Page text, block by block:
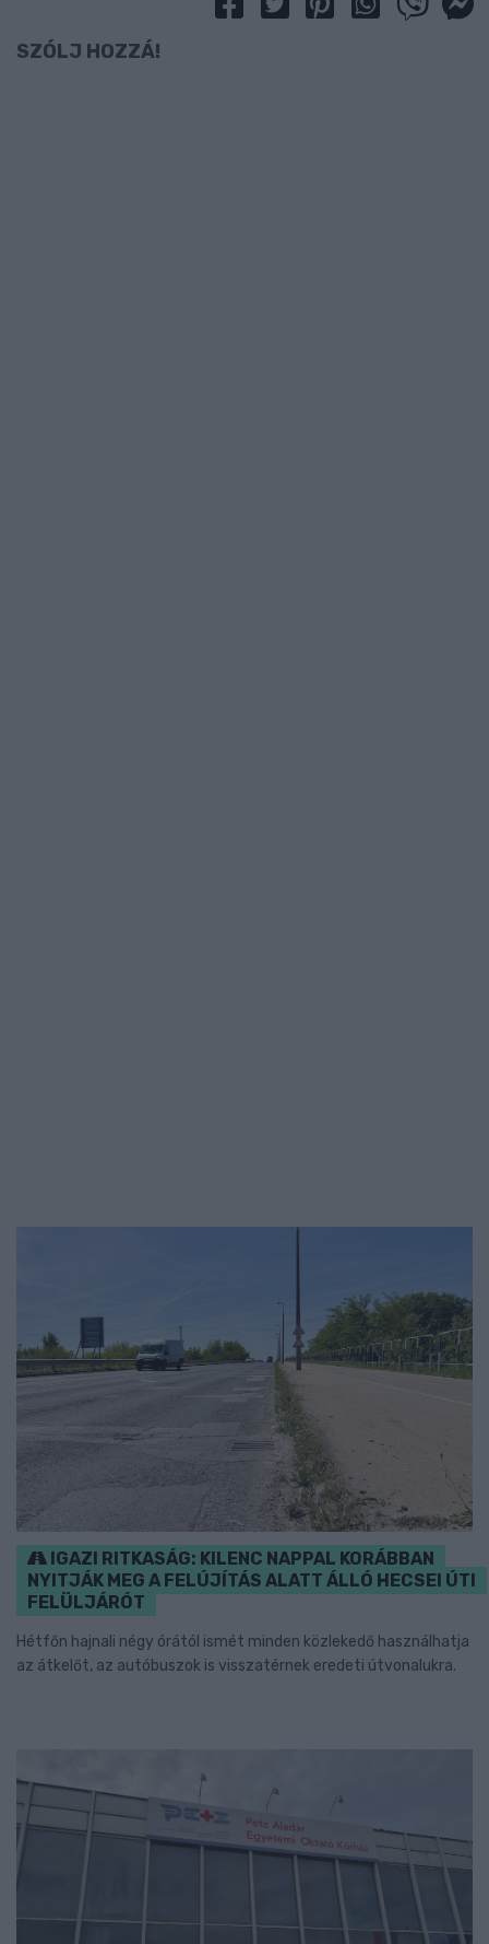
SZÓLJ HOZZÁ!
IGAZI RITKASÁG: KILENC NAPPAL KORÁBBAN
NYITJÁK MEG A FELÚJÍTÁS ALATT ÁLLÓ HECSEI ÚTI
FELÜLJÁRÓT
Hétfőn hajnali négy órától ismét minden közlekedő használhatja
az átkelőt, az autóbuszok is visszatérnek eredeti útvonalukra.